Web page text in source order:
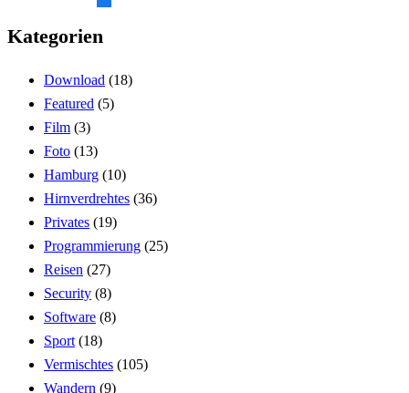
Kategorien
Download (18)
Featured (5)
Film (3)
Foto (13)
Hamburg (10)
Hirnverdrehtes (36)
Privates (19)
Programmierung (25)
Reisen (27)
Security (8)
Software (8)
Sport (18)
Vermischtes (105)
Wandern (9)